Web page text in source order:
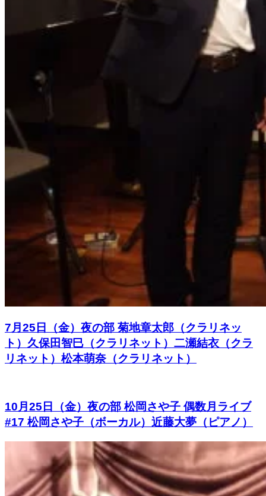
7月25日（金）夜の部 菊地章太郎（クラリネッ
ト）久保田智巳（クラリネット）二瀬結衣（クラ
リネット）松本萌奈（クラリネット）
10月25日（金）夜の部 松岡さや⼦ 偶数⽉ライブ
#17 松岡さや子（ボーカル）近藤大夢（ピアノ）